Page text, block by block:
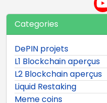
Categories
DePIN projets
L1 Blockchain aperçus
L2 Blockchain aperçus
Liquid Restaking
Meme coins